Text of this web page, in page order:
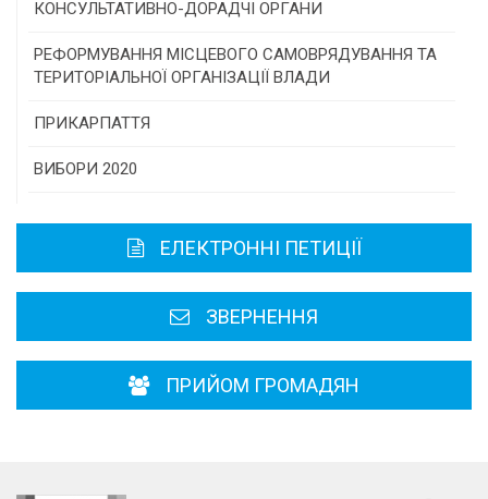
Програми/конкурси МТД
КОНСУЛЬТАТИВНО-ДОРАДЧІ ОРГАНИ
Консультативна рада
РЕФОРМУВАННЯ МІСЦЕВОГО САМОВРЯДУВАННЯ ТА
ТЕРИТОРІАЛЬНОЇ ОРГАНІЗАЦІЇ ВЛАДИ
ПРИКАРПАТТЯ
Історична довідка
Районні, міські ради
ВИБОРИ 2020
ЕЛЕКТРОННІ ПЕТИЦІЇ
ЗВЕРНЕННЯ
ПРИЙОМ ГРОМАДЯН